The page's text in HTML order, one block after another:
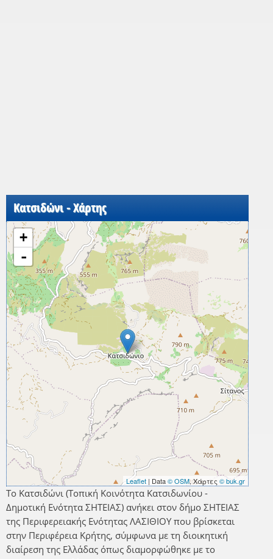
Κατσιδώνι - Χάρτης
+
-
Leaflet | Data© OSM, Χάρτες © buk.gr
Το Κατσιδώνι (Τοπική Κοινότητα Κατσιδωνίου -
Δημοτική Ενότητα ΣΗΤΕΙΑΣ) ανήκει στον δήμο ΣΗΤΕΙΑΣ
της Περιφερειακής Ενότητας ΛΑΣΙΘΙΟΥ που βρίσκεται
στην Περιφέρεια Κρήτης, σύμφωνα με τη διοικητική
διαίρεση της Ελλάδας όπως διαμορφώθηκε με το